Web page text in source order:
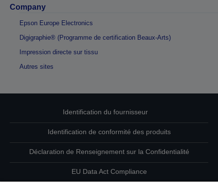
Company
Epson Europe Electronics
Digigraphie® (Programme de certification Beaux-Arts)
Impression directe sur tissu
Autres sites
Identification du fournisseur
Identification de conformité des produits
Déclaration de Renseignement sur la Confidentialité
EU Data Act Compliance